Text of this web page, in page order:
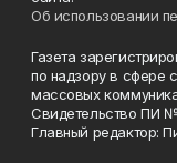
Об использовании
Газета
по надзору в сфере
массовых
Свидетельство ПИ №
Главный редактор: